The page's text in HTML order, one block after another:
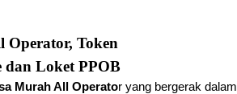
Token
dan Loket PPOB
Murah All Operator yang bergerak dalam